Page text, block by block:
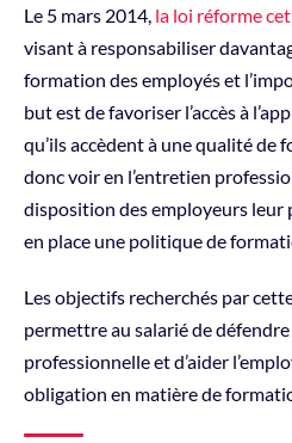
Le 5 mars 2014, la loi réforme
visant à responsabiliser
formation des employés et
but est de favoriser l’accès à
qu’ils accèdent à une qualité
donc voir en l’entretien
disposition des employeurs
en place une politique de
Les objectifs recherchés par
permettre au salarié de
professionnelle et d’aider
obligation en matière de